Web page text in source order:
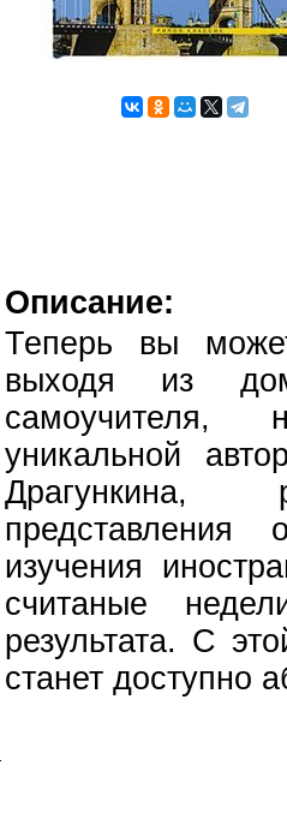
Описание:
Теперь вы
выходя из
самоучителя,
уникальной
Драгункина,
представления
изучения
считаные
результата. С
станет доступно